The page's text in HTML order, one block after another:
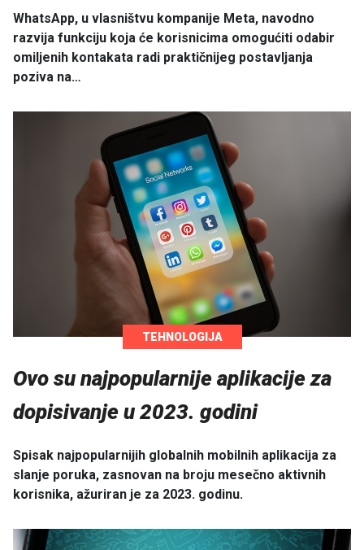
WhatsApp, u vlasništvu kompanije Meta, navodno
razvija funkciju koja će korisnicima omogućiti odabir
omiljenih kontakata radi praktičnijeg postavljanja
poziva na…
TEHNOLOGIJA
Ovo su najpopularnije aplikacije za
dopisivanje u 2023. godini
Spisak najpopularnijih globalnih mobilnih aplikacija za
slanje poruka, zasnovan na broju mesečno aktivnih
korisnika, ažuriran je za 2023. godinu.